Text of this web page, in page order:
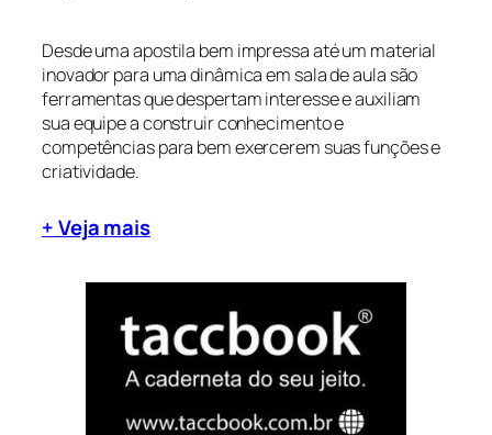
Desde uma apostila bem impressa até um material
inovador para uma dinâmica em sala de aula são
ferramentas que despertam interesse e auxiliam
sua equipe a construir conhecimento e
competências para bem exercerem suas funções e
criatividade.
+ Veja mais